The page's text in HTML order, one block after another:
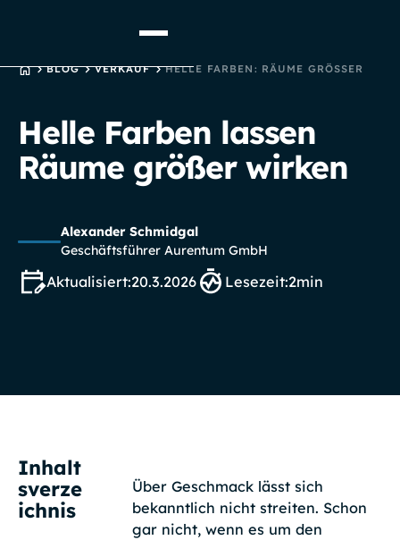
STARTSEITE
BLOG VERKAUF HELLE FARBEN: RÄUME GRÖSSER
Helle Farben lassen
Räume größer wirken
Alexander Schmidgal
Geschäftsführer Aurentum GmbH
Aktualisiert:20.3.2026 Lesezeit:2min
Inhalt
sverze
ichnis
Über Geschmack lässt sich
bekanntlich nicht streiten. Schon
gar nicht, wenn es um den